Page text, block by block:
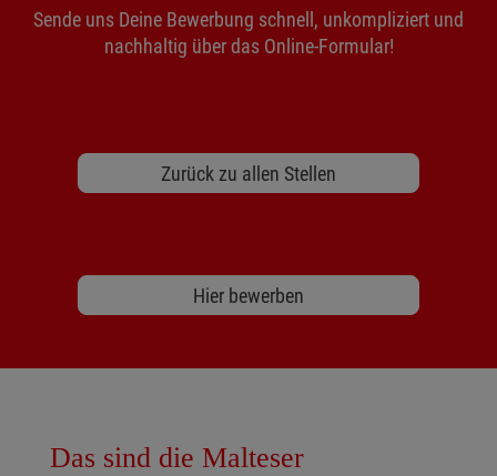
Sende uns Deine Bewerbung schnell, unkompliziert und
nachhaltig über das Online-Formular!
Zurück zu allen Stellen
Hier bewerben
Das sind die Malteser